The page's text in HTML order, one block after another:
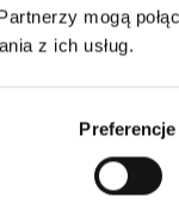
mogą
z ich usług.
Preferencje